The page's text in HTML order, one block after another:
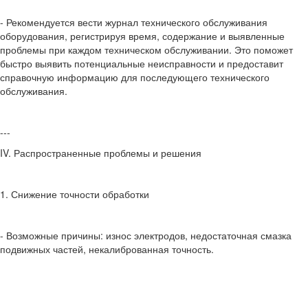
- Рекомендуется вести журнал технического обслуживания
оборудования, регистрируя время, содержание и выявленные
проблемы при каждом техническом обслуживании. Это поможет
быстро выявить потенциальные неисправности и предоставит
справочную информацию для последующего технического
обслуживания.
---
IV. Распространенные проблемы и решения
1. Снижение точности обработки
- Возможные причины: износ электродов, недостаточная смазка
подвижных частей, некалиброванная точность.